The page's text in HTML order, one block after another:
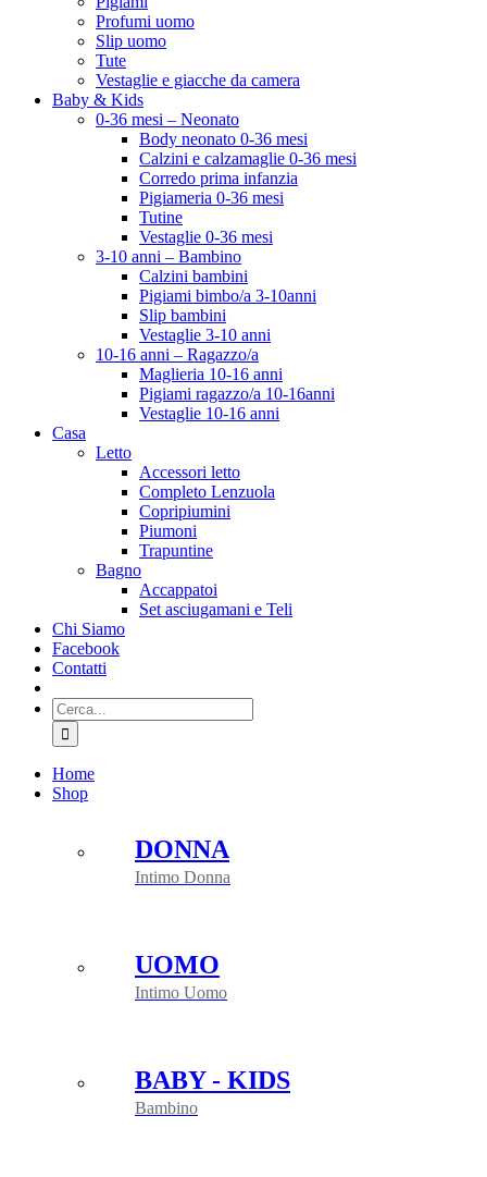
Profumi uomo
Slip uomo
Tute
Vestaglie e giacche da camera
Baby & Kids
0-36 mesi – Neonato
Body neonato 0-36 mesi
Calzini e calzamaglie 0-36 mesi
Corredo prima infanzia
Pigiameria 0-36 mesi
Tutine
Vestaglie 0-36 mesi
3-10 anni – Bambino
Calzini bambini
Pigiami bimbo/a 3-10anni
Slip bambini
Vestaglie 3-10 anni
10-16 anni – Ragazzo/a
Maglieria 10-16 anni
Pigiami ragazzo/a 10-16anni
Vestaglie 10-16 anni
Casa
Letto
Accessori letto
Completo Lenzuola
Copripiumini
Piumoni
Trapuntine
Bagno
Accappatoi
Set asciugamani e Teli
Chi Siamo
Facebook
Contatti
Cerca
per:
Home
Shop
DONNA
Intimo Donna
UOMO
Intimo Uomo
BABY - KIDS
Bambino